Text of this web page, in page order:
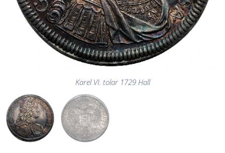
Karel VI. tolar 1729 Hall
Karel VI. tolar 1729 Hall